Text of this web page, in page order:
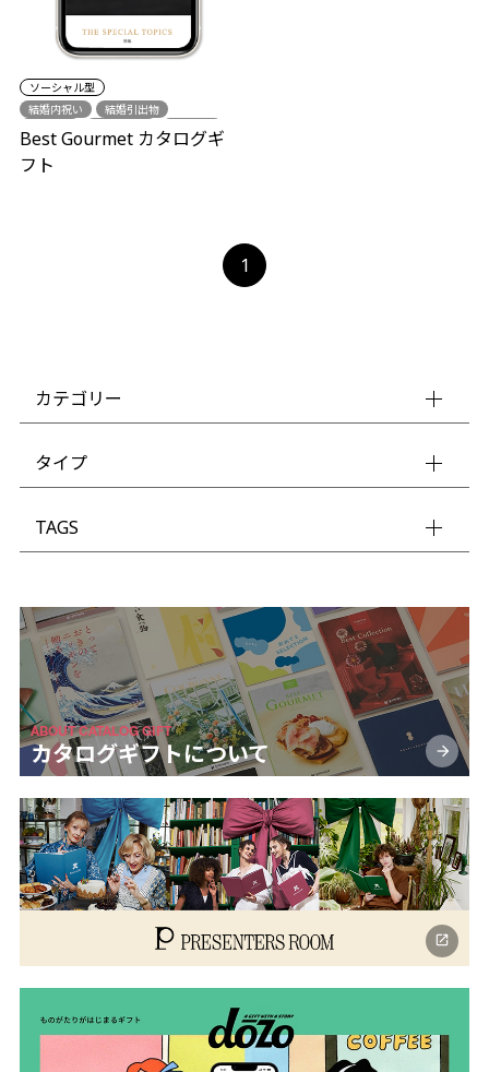
ソーシャル型
結婚内祝い
結婚引出物
結婚祝い
新築祝い
各種内祝い
中元・歳暮
Best Gourmet カタログギ
フト
1
カテゴリー
タイプ
TAGS
ABOUT CATALOG GIFT
カタログギフトについて